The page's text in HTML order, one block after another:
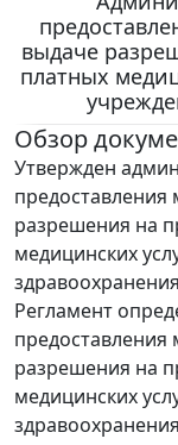
выдаче
платных
Обзор
Утвержден
предоставления
разрешения на
медицинских
Регламент
предоставления
разрешения на
медицинских